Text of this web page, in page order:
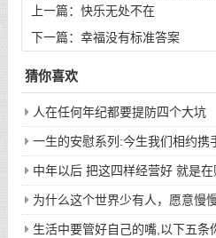
上一篇： 快乐无处不在
下一篇： 幸福没有标准答案
猜你喜欢
人在任何年纪都要提防四个大坑
一生的安慰系列:今生我们相约携
次的回眸才换来今生的相遇
中年以后 把这四样经营好 就是在
为什么这个世界少有人，愿意慢慢
生活中要管好自己的嘴,以下五条